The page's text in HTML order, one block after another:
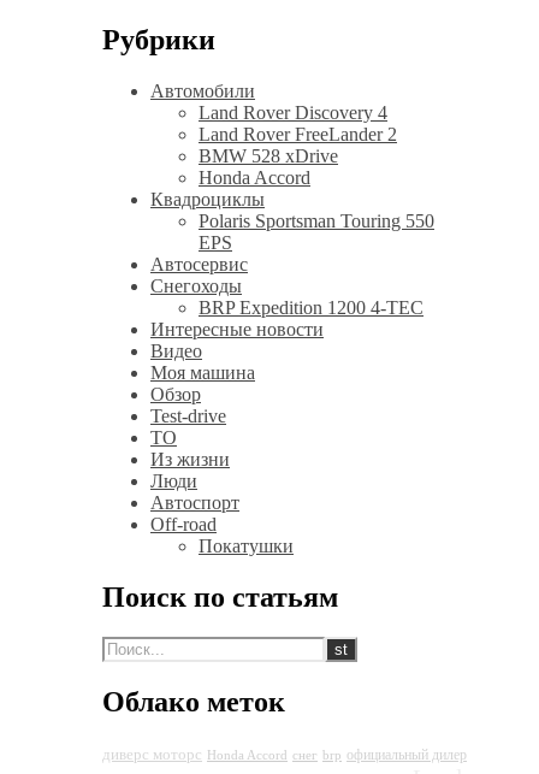
Рубрики
Автомобили
Land Rover Discovery 4
Land Rover FreeLander 2
BMW 528 xDrive
Honda Accord
Квадроциклы
Polaris Sportsman Touring 550
EPS
Автосервис
Снегоходы
BRP Expedition 1200 4-TEC
Интересные новости
Видео
Моя машина
Обзор
Test-drive
ТО
Из жизни
Люди
Автоспорт
Off-road
Покатушки
Поиск по статьям
Облако меток
диверс моторс Honda Accord снег brp официальный дилер